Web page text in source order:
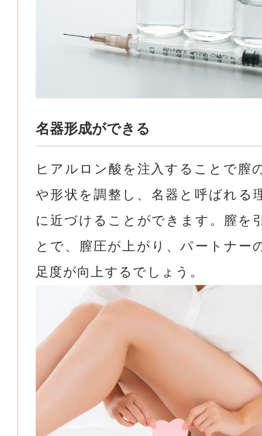
名器形成ができる
ヒアルロン酸を注入することで膣
や形状を調整し、名器と呼ばれる
に近づけることができます。膣を
とで、膣圧が上がり、パートナー
足度が向上するでしょう。